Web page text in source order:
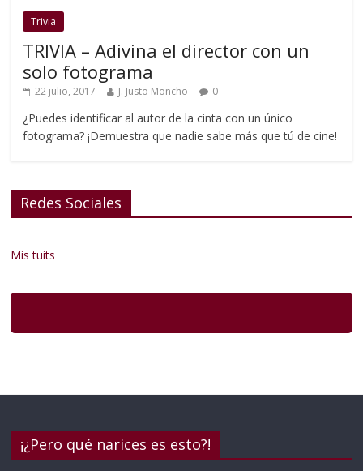
Trivia
TRIVIA – Adivina el director con un
solo fotograma
22 julio, 2017 J. Justo Moncho 0
¿Puedes identificar al autor de la cinta con un único
fotograma? ¡Demuestra que nadie sabe más que tú de cine!
Redes Sociales
Mis tuits
¡¿Pero qué narices es esto?!